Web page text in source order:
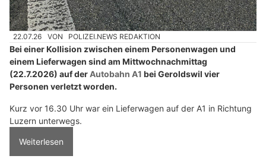
22.07.26 VON POLIZEI.NEWS REDAKTION
Bei einer Kollision zwischen einem Personenwagen und
einem Lieferwagen sind am Mittwochnachmittag
(22.7.2026) auf derAutobahn A1 bei Geroldswil vier
Personen verletzt worden.
Kurz vor 16.30 Uhr war ein Lieferwagen auf der A1 in Richtung
Luzern unterwegs.
Weiterlesen